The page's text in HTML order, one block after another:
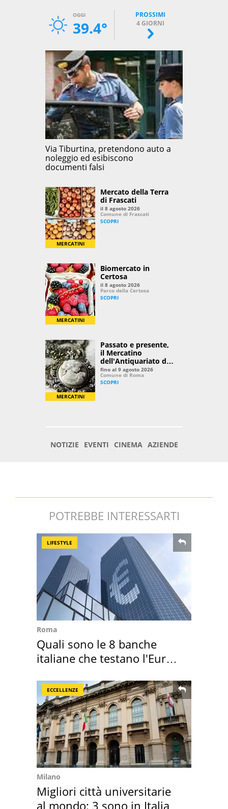
POTREBBE INTERESSARTI
LIFESTYLE
Roma
Quali sono le 8 banche
italiane che testano l'Euro
ECCELLENZE
Milano
Migliori città universitarie
al mondo: 3 sono in Italia